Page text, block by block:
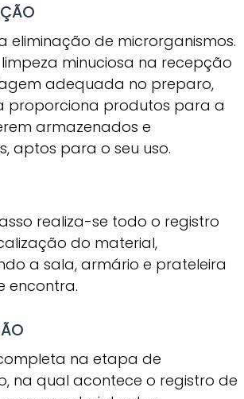
eliminação de microrganismos.
minuciosa na recepção
adequada no preparo,
proporciona produtos para a
armazenados e
aptos para o seu uso.
realiza-se todo o registro
do material,
a sala, armário e prateleira
encontra.
na etapa de
na qual acontece o registro de